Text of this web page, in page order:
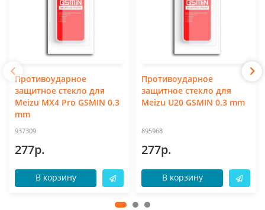
Противоударное
защитное стекло для
Meizu MX4 Pro GSMIN 0.3
mm
937309
277р.
В корзину
Противоударное
защитное стекло для
Meizu U20 GSMIN 0.3 mm
895968
277р.
В корзину